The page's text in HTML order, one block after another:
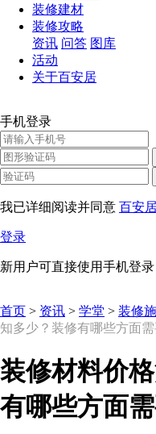
装修建材
装修攻略
资讯 问答 图库
活动
关于百安居
手机登录
我已详细阅读并同意 百安
登录
新用户可直接使用手机登
首页 > 资讯 > 学堂 > 装修
知多少？装修有哪些方面需
装修材料价
有哪些方面